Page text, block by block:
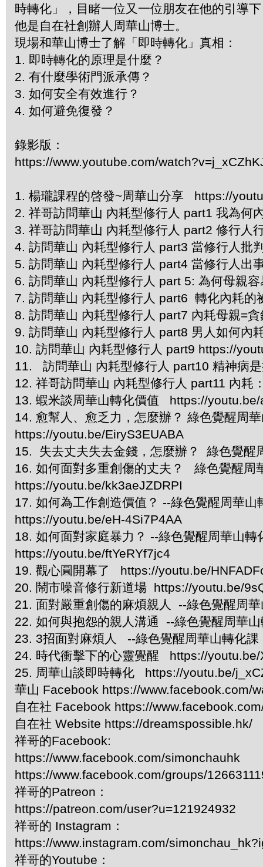
時轉化」，目睹一位又一位朋友在他的引導
他是自在社創辦人周華山博士。
現場和華山博士了解「即時轉化」真相：
1.⁠ ⁠即時轉化的原理是什麼？
2.⁠ ⁠有什麼學術門派承傳？
3.⁠ ⁠如何安全有效進行？
4.⁠ ⁠如何避免復發？
錄影版：
https://www.youtube.com/
1. 楊瓏課程的啓發~周華山分享 https://
2. 祥哥訪問華山 內耗型修行人 part1 我為
3. 祥哥訪問華山 內耗型修行人 part2 修行人
4. 訪問華山 內耗型修行人 part3 當修行人
5. 訪問華山 內耗型修行人 part4 當修行人
6. 訪問華山 內耗型修行人 part 5: 為何母親
7. 訪問華山 內耗型修行人 part6 轉化內耗
8. 訪問華山 內耗型修行人 part7 內耗母親=
9. 訪問華山 內耗型修行人 part8 男人如何
10. 訪問華山 內耗型修行人 part9 https://
11. 訪問華山 內耗型修行人 part10 精神病
12. 祥哥訪問華山 內耗型修行人 part11 內
13. 蝦米談周華山轉化價值 https://youtu.be/
14. 愈幫人、愈乏力，怎麼辦？ 綠色覺醒周
https://youtu.be/EiryS3EUABA
15. 失去丈夫失去金錢，怎麼辦？ 綠色覺
16. 如何面對多重創傷的丈夫？ 綠色覺醒周
https://youtu.be/kk3aeJZDRPI
17. 如何為工作創造價值？ --綠色覺醒周華山
https://youtu.be/eH-4Si7P4AA
18. 如何面對家庭暴力？ --綠色覺醒周華山轉
https://youtu.be/ftYeRYf7jc4
19. 觀心圓開幕了 https://youtu.be/
20. 鬧市噪音修行新道場 https://youtu.be/
21. 面對嚴重創傷的麻煩親人 --綠色覺醒周
22. 如何與抱怨的親人溝通 --綠色覺醒周華
23. 3招面對麻煩人 --綠色覺醒周華山轉化
24. 時代衝擊下的心靈覺醒 https://youtu.be/
25. 周華山談即時轉化 https://youtu.be/
華山 Facebook https://www.facebook.com/
自在社 Facebook https://
自在社 Website https://dreamspossible.hk/
祥哥的Facebook:
https://www.facebook.com/simonchauhk
https://www.facebook.com/groups/
祥哥的Patreon：
https://patreon.com/user?u=121924932
祥哥的 Instagram：
https://www.instagram.com/
祥哥的Youtube：